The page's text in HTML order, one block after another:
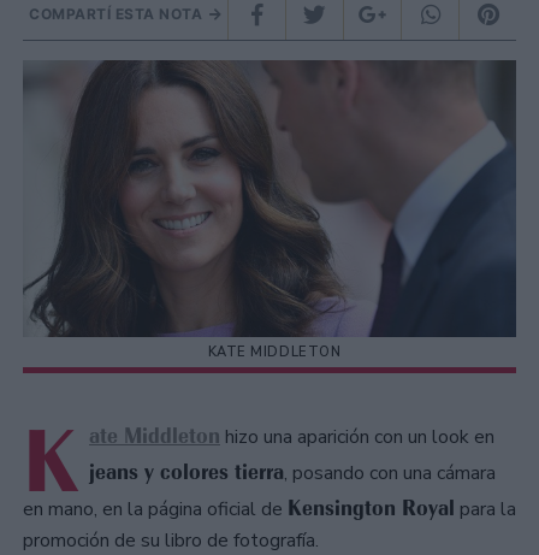
COMPARTÍ ESTA NOTA
KATE MIDDLETON
K ate Middleton hizo una aparición con un look en
jeans y colores tierra, posando con una cámara
en mano, en la página oficial de Kensington Royal para la
promoción de su libro de fotografía.